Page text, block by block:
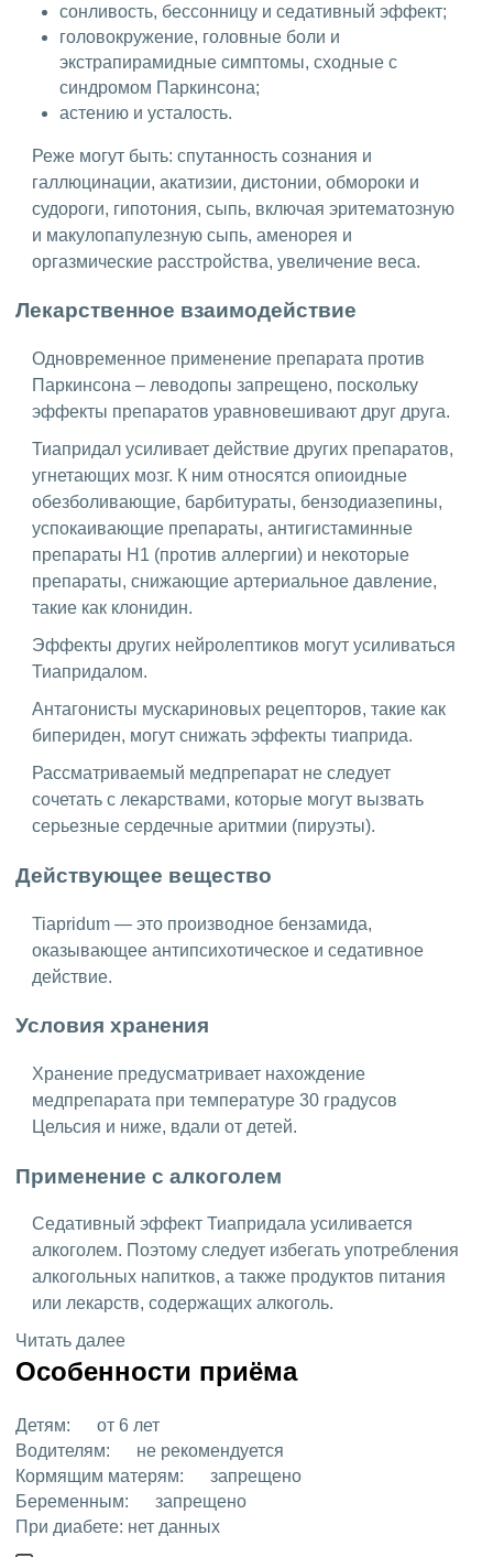
сонливость, бессонницу и седативный эффект;
головокружение, головные боли и
экстрапирамидные симптомы, сходные с
синдромом Паркинсона;
астению и усталость.
Реже могут быть: спутанность сознания и
галлюцинации, акатизии, дистонии, обмороки и
судороги, гипотония, сыпь, включая эритематозную
и макулопапулезную сыпь, аменорея и
оргазмические расстройства, увеличение веса.
Лекарственное взаимодействие
Одновременное применение препарата против
Паркинсона – леводопы запрещено, поскольку
эффекты препаратов уравновешивают друг друга.
Тиапридал усиливает действие других препаратов,
угнетающих мозг. К ним относятся опиоидные
обезболивающие, барбитураты, бензодиазепины,
успокаивающие препараты, антигистаминные
препараты H1 (против аллергии) и некоторые
препараты, снижающие артериальное давление,
такие как клонидин.
Эффекты других нейролептиков могут усиливаться
Тиапридалом.
Антагонисты мускариновых рецепторов, такие как
бипериден, могут снижать эффекты тиаприда.
Рассматриваемый медпрепарат не следует
сочетать с лекарствами, которые могут вызвать
серьезные сердечные аритмии (пируэты).
Действующее вещество
Tiapridum — это производное бензамида,
оказывающее антипсихотическое и седативное
действие.
Условия хранения
Хранение предусматривает нахождение
медпрепарата при температуре 30 градусов
Цельсия и ниже, вдали от детей.
Применение с алкоголем
Седативный эффект Тиапридала усиливается
алкоголем. Поэтому следует избегать употребления
алкогольных напитков, а также продуктов питания
или лекарств, содержащих алкоголь.
Читать далее
Особенности приёма
Детям:
от 6 лет
Водителям:
не рекомендуется
Кормящим матерям:
запрещено
Беременным:
запрещено
При диабете: нет данных